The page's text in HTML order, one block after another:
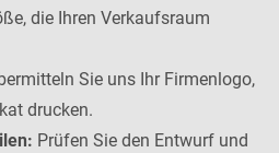
die Ihren Verkaufsraum
Sie uns Ihr Firmenlogo,
drucken.
Prüfen Sie den Entwurf und